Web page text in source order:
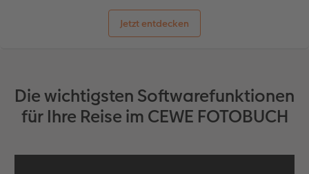
Jetzt entdecken
Die wichtigsten Softwarefunktionen
für Ihre Reise im CEWE FOTOBUCH